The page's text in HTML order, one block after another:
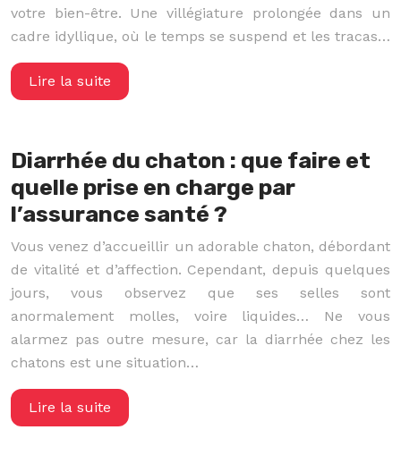
votre bien-être. Une villégiature prolongée dans un
cadre idyllique, où le temps se suspend et les tracas…
Lire la suite
Diarrhée du chaton : que faire et
quelle prise en charge par
l’assurance santé ?
Vous venez d’accueillir un adorable chaton, débordant
de vitalité et d’affection. Cependant, depuis quelques
jours, vous observez que ses selles sont
anormalement molles, voire liquides… Ne vous
alarmez pas outre mesure, car la diarrhée chez les
chatons est une situation…
Lire la suite